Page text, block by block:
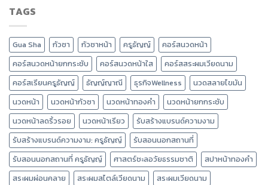
TAGS
Gua Sha กัวซา กัวซาหน้า ครูธัญญ์
คอร์สนวดหน้า
คอร์สนวดหน้ายกกระชับ
คอร์สนวดหน้าใส
คอร์สสระผมเวียดนาม
คอร์สเรียนครูธัญญ์
ธัญญ์ญาณี ธุรกิจWellness
นวดสลายไขมัน
นวดหน้า
นวดหน้ากัวซา นวดหน้าทองคำ
นวดหน้ายกกระชับ
นวดหน้าลดริ้วรอย
นวดหน้าเรียว
รับสร้างแบรนด์ความงาม
รับสร้างแบรนด์ความงาม: ครูธัญญ์
รับสอนนอกสถานที่
รับสอนนอกสถานที่ ครูธัญญ์
ศาสตร์ชะลอวัยธรรมชาติ
สปาหน้าทองคำ
สระผมผ่อนคลาย
สระผมสไตล์เวียดนาม
สระผมเวียดนาม